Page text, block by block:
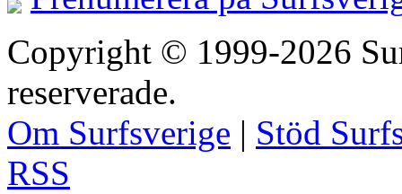
Copyright © 1999-2026
reserverade.
Om Surfsverige | Stöd
RSS